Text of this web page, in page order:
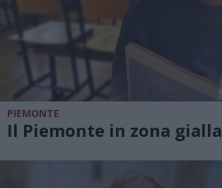
PIEMONTE
Il Piemonte in zona gialla